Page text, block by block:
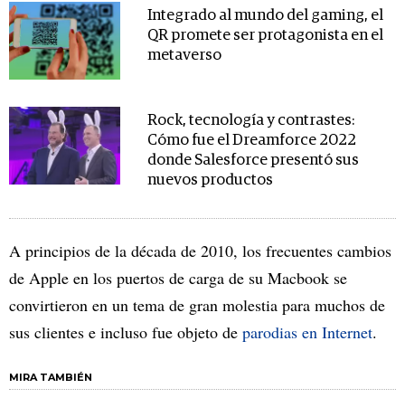
Integrado al mundo del gaming, el
QR promete ser protagonista en el
metaverso
Rock, tecnología y contrastes:
Cómo fue el Dreamforce 2022
donde Salesforce presentó sus
nuevos productos
A principios de la década de 2010, los frecuentes cambios
de Apple en los puertos de carga de su Macbook se
convirtieron en un tema de gran molestia para muchos de
sus clientes e incluso fue objeto de parodias en Internet.
MIRA TAMBIÉN